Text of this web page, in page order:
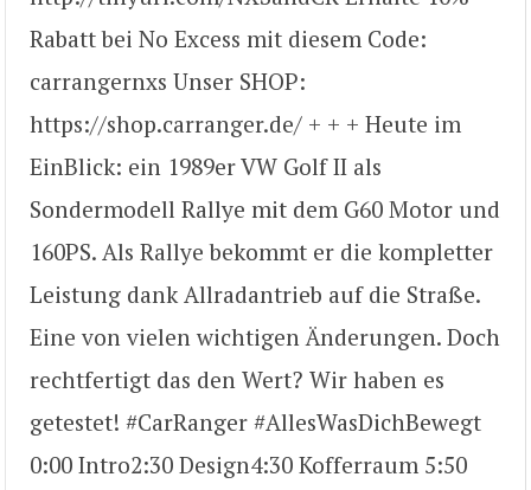
Rabatt bei No Excess mit diesem Code:
carrangernxs Unser SHOP:
https://shop.carranger.de/ + + + Heute im
EinBlick: ein 1989er VW Golf II als
Sondermodell Rallye mit dem G60 Motor und
160PS. Als Rallye bekommt er die kompletter
Leistung dank Allradantrieb auf die Straße.
Eine von vielen wichtigen Änderungen. Doch
rechtfertigt das den Wert? Wir haben es
getestet! #CarRanger #AllesWasDichBewegt
0:00​ Intro ​2:30 Design ​4:30 Kofferraum 5:50